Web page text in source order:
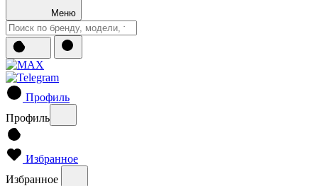
Меню
Профиль
Профиль
Избранное
Избранное